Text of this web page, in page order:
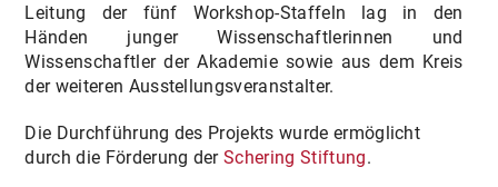
Leitung der fünf Workshop-Staffeln lag in den
Händen junger Wissenschaftlerinnen und
Wissenschaftler der Akademie sowie aus dem Kreis
der weiteren Ausstellungsveranstalter.
Die Durchführung des Projekts wurde ermöglicht
durch die Förderung derSchering Stiftung.